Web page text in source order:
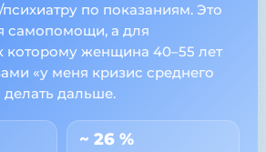
психиатру по показаниям. Это
самопомощи, а для
которому женщина 40–55 лет
«у меня кризис среднего
делать дальше.
~ 26 %